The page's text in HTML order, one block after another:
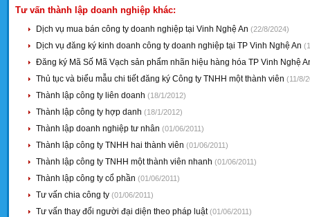
Tư vấn thành lập doanh nghiệp khác:
Dịch vụ mua bán công ty doanh nghiệp tại Vinh Nghệ An (22/8/2024)
Dịch vụ đăng ký kinh doanh công ty doanh nghiệp tại TP Vinh Nghệ An
Đăng ký Mã Số Mã Vạch sản phẩm nhãn hiệu hàng hóa TP Vinh Nghệ
Thủ tục và biểu mẫu chi tiết đăng ký Công ty TNHH một thành viên (11/8/
Thành lập công ty liên doanh (18/1/2012)
Thành lập công ty hợp danh (18/1/2012)
Thành lập doanh nghiệp tư nhân (01/06/2011)
Thành lập công ty TNHH hai thành viên (01/06/2011)
Thành lập công ty TNHH một thành viên nhanh (01/06/2011)
Thành lập công ty cổ phần (01/06/2011)
Tư vấn chia công ty (01/06/2011)
Tư vấn thay đổi người đại diện theo pháp luật(01/06/2011)